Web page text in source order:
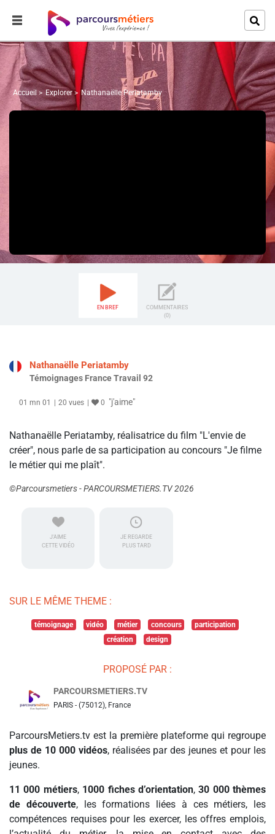
Accueil Explorer Nathanaëlle Periatamby
EN BREF
COMMENTAIRES
(0)
Nathanaëlle Periatamby
Témoignages France Travail 92
01 mn 01 20 vues 0 "j'aime"
Nathanaëlle Periatamby, réalisatrice du film "L'envie de
créer", nous parle de sa participation au concours "Je filme
le métier qui me plaît".
©Parcoursmetiers - PARCOURSMETIERS.TV 2026
J'AIME
CETTE VIDÉO
JE REGARDE
PLUS TARD
SUR LE MÊME THEME :
témoignage vidéo métier concours
participation
création
design
PROPOSÉ PAR :
PARCOURSMETIERS.TV
PARIS - (75012), France
ParcoursMetiers.tv est la première plateforme qui regroupe
plus de 10 000 vidéos, réalisées par des jeunes et pour les
jeunes.
11 000 métiers, 1000 fiches d’orientation,30 000 thèmes
de découverte, les formations liées à ces métiers, les
compétences requises pour les exercer, les offres emplois,